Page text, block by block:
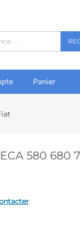
Panier
580 680